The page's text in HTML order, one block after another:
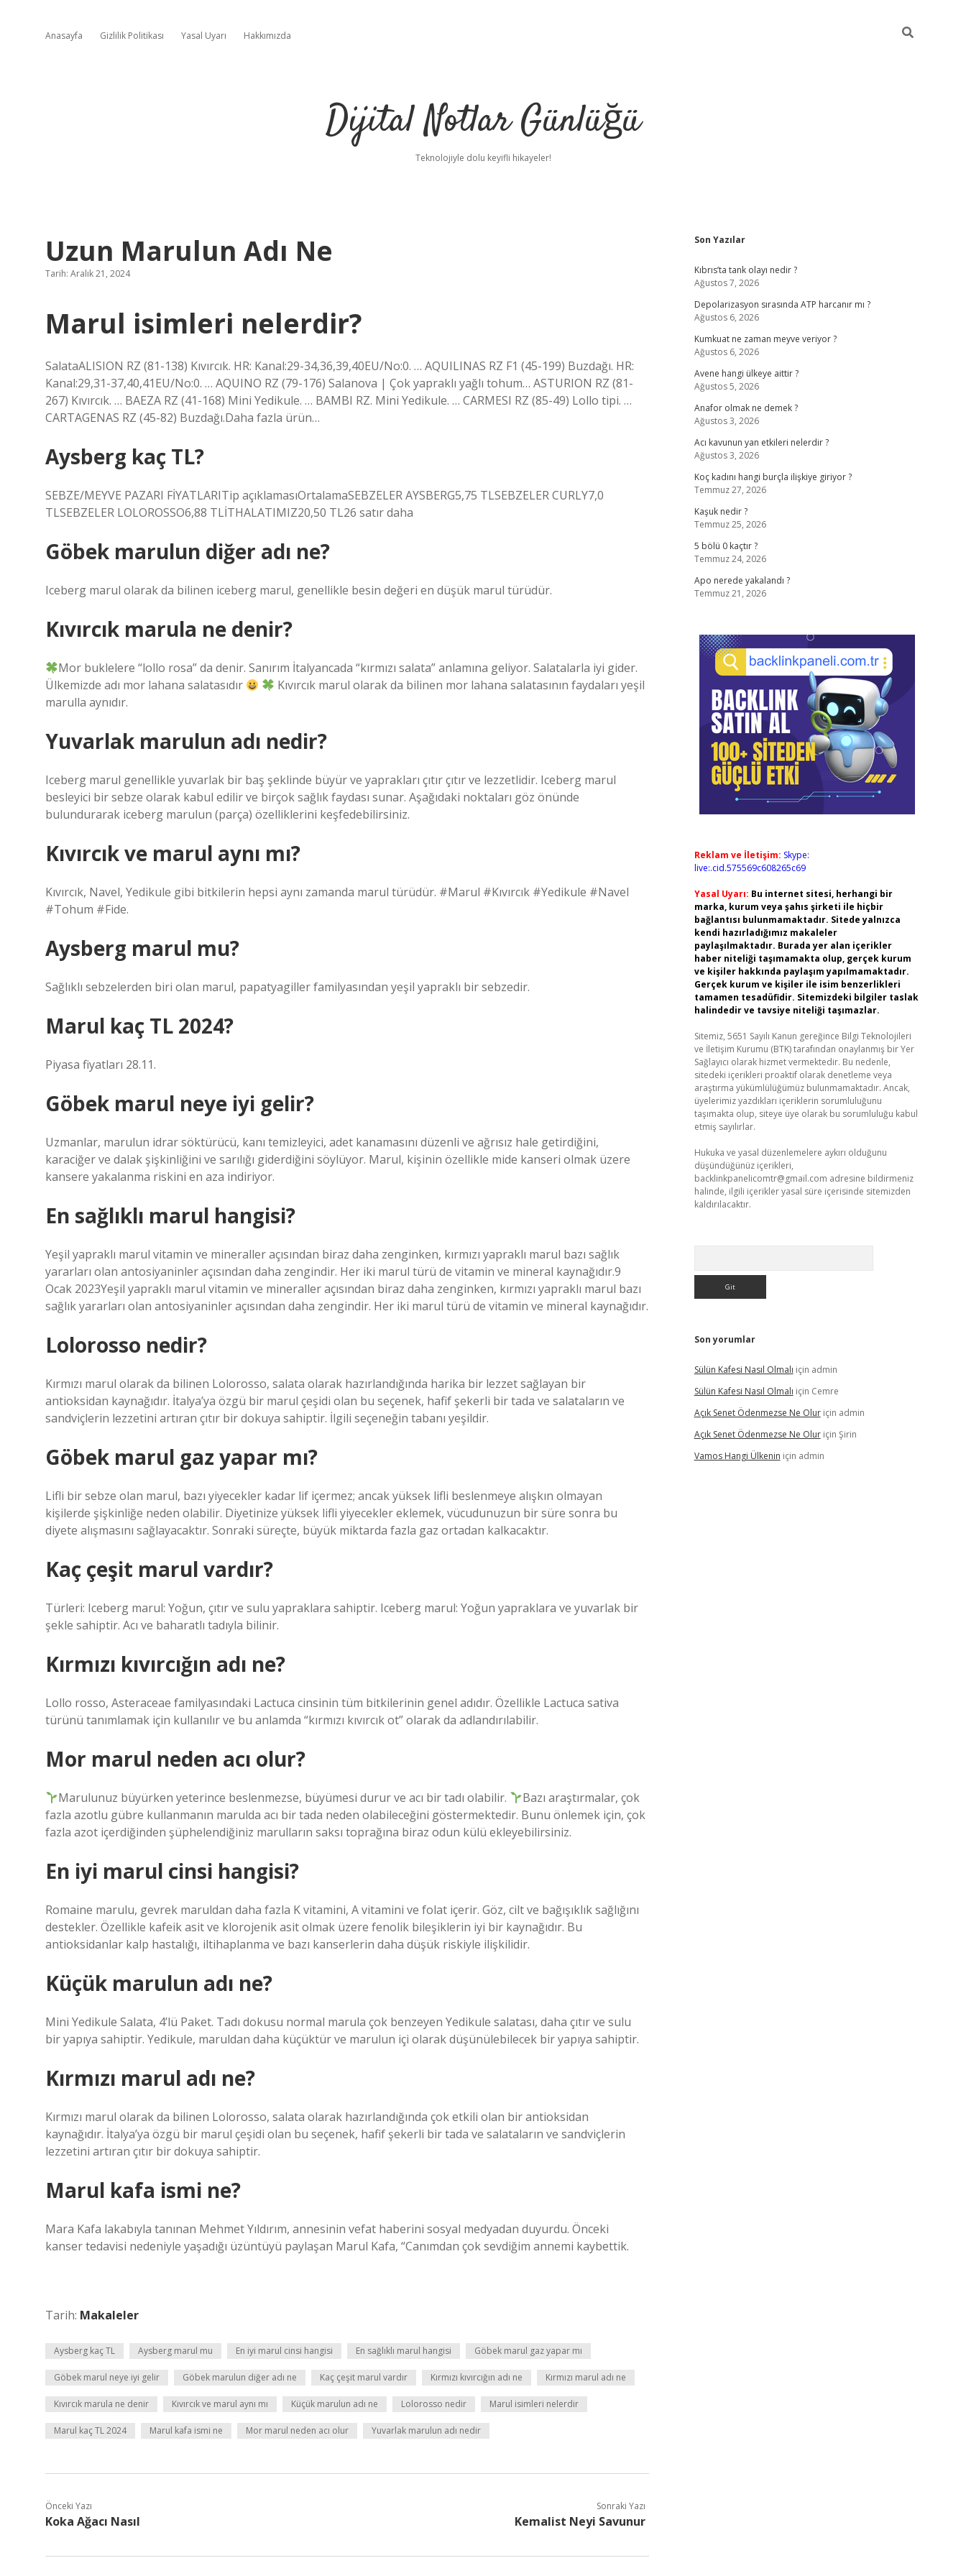
Anasayfa Gizlilik Politikası Yasal Uyarı Hakkımızda
Dijital Notlar Günlüğü
Teknolojiyle dolu keyifli hikayeler!
Uzun Marulun Adı Ne
Tarih: Aralık 21, 2024
Marul isimleri nelerdir?
SalataALISION RZ (81-138) Kıvırcık. HR: Kanal:29-34,36,39,40EU/No:0. … AQUILINAS RZ F1 (45-199) Buzdağı. HR:
Kanal:29,31-37,40,41EU/No:0. … AQUINO RZ (79-176) Salanova | Çok yapraklı yağlı tohum… ASTURION RZ (81-
267) Kıvırcık. … BAEZA RZ (41-168) Mini Yedikule. … BAMBI RZ. Mini Yedikule. … CARMESI RZ (85-49) Lollo tipi. …
CARTAGENAS RZ (45-82) Buzdağı.Daha fazla ürün…
Aysberg kaç TL?
SEBZE/MEYVE PAZARI FİYATLARITip açıklamasıOrtalamaSEBZELER AYSBERG5,75 TLSEBZELER CURLY7,0
TLSEBZELER LOLOROSSO6,88 TLİTHALATIMIZ20,50 TL26 satır daha
Göbek marulun diğer adı ne?
Iceberg marul olarak da bilinen iceberg marul, genellikle besin değeri en düşük marul türüdür.
Kıvırcık marula ne denir?
Mor buklelere “lollo rosa” da denir. Sanırım İtalyancada “kırmızı salata” anlamına geliyor. Salatalarla iyi gider.
Ülkemizde adı mor lahana salatasıdır
Kıvırcık marul olarak da bilinen mor lahana salatasının faydaları yeşil
marulla aynıdır.
Yuvarlak marulun adı nedir?
Iceberg marul genellikle yuvarlak bir baş şeklinde büyür ve yaprakları çıtır çıtır ve lezzetlidir. Iceberg marul
besleyici bir sebze olarak kabul edilir ve birçok sağlık faydası sunar. Aşağıdaki noktaları göz önünde
bulundurarak iceberg marulun (parça) özelliklerini keşfedebilirsiniz.
Kıvırcık ve marul aynı mı?
Kıvırcık, Navel, Yedikule gibi bitkilerin hepsi aynı zamanda marul türüdür. #Marul #Kıvırcık #Yedikule #Navel
#Tohum #Fide.
Aysberg marul mu?
Sağlıklı sebzelerden biri olan marul, papatyagiller familyasından yeşil yapraklı bir sebzedir.
Marul kaç TL 2024?
Piyasa fiyatları 28.11.
Göbek marul neye iyi gelir?
Uzmanlar, marulun idrar söktürücü, kanı temizleyici, adet kanamasını düzenli ve ağrısız hale getirdiğini,
karaciğer ve dalak şişkinliğini ve sarılığı giderdiğini söylüyor. Marul, kişinin özellikle mide kanseri olmak üzere
kansere yakalanma riskini en aza indiriyor.
En sağlıklı marul hangisi?
Yeşil yapraklı marul vitamin ve mineraller açısından biraz daha zenginken, kırmızı yapraklı marul bazı sağlık
yararları olan antosiyaninler açısından daha zengindir. Her iki marul türü de vitamin ve mineral kaynağıdır.9
Ocak 2023Yeşil yapraklı marul vitamin ve mineraller açısından biraz daha zenginken, kırmızı yapraklı marul bazı
sağlık yararları olan antosiyaninler açısından daha zengindir. Her iki marul türü de vitamin ve mineral kaynağıdır.
Lolorosso nedir?
Kırmızı marul olarak da bilinen Lolorosso, salata olarak hazırlandığında harika bir lezzet sağlayan bir
antioksidan kaynağıdır. İtalya’ya özgü bir marul çeşidi olan bu seçenek, hafif şekerli bir tada ve salataların ve
sandviçlerin lezzetini artıran çıtır bir dokuya sahiptir. İlgili seçeneğin tabanı yeşildir.
Göbek marul gaz yapar mı?
Lifli bir sebze olan marul, bazı yiyecekler kadar lif içermez; ancak yüksek lifli beslenmeye alışkın olmayan
kişilerde şişkinliğe neden olabilir. Diyetinize yüksek lifli yiyecekler eklemek, vücudunuzun bir süre sonra bu
diyete alışmasını sağlayacaktır. Sonraki süreçte, büyük miktarda fazla gaz ortadan kalkacaktır.
Kaç çeşit marul vardır?
Türleri: Iceberg marul: Yoğun, çıtır ve sulu yapraklara sahiptir. Iceberg marul: Yoğun yapraklara ve yuvarlak bir
şekle sahiptir. Acı ve baharatlı tadıyla bilinir.
Kırmızı kıvırcığın adı ne?
Lollo rosso, Asteraceae familyasındaki Lactuca cinsinin tüm bitkilerinin genel adıdır. Özellikle Lactuca sativa
türünü tanımlamak için kullanılır ve bu anlamda “kırmızı kıvırcık ot” olarak da adlandırılabilir.
Mor marul neden acı olur?
Marulunuz büyürken yeterince beslenmezse, büyümesi durur ve acı bir tadı olabilir.
Bazı araştırmalar, çok
fazla azotlu gübre kullanmanın marulda acı bir tada neden olabileceğini göstermektedir. Bunu önlemek için, çok
fazla azot içerdiğinden şüphelendiğiniz marulların saksı toprağına biraz odun külü ekleyebilirsiniz.
En iyi marul cinsi hangisi?
Romaine marulu, gevrek maruldan daha fazla K vitamini, A vitamini ve folat içerir. Göz, cilt ve bağışıklık sağlığını
destekler. Özellikle kafeik asit ve klorojenik asit olmak üzere fenolik bileşiklerin iyi bir kaynağıdır. Bu
antioksidanlar kalp hastalığı, iltihaplanma ve bazı kanserlerin daha düşük riskiyle ilişkilidir.
Küçük marulun adı ne?
Mini Yedikule Salata, 4’lü Paket. Tadı dokusu normal marula çok benzeyen Yedikule salatası, daha çıtır ve sulu
bir yapıya sahiptir. Yedikule, maruldan daha küçüktür ve marulun içi olarak düşünülebilecek bir yapıya sahiptir.
Kırmızı marul adı ne?
Kırmızı marul olarak da bilinen Lolorosso, salata olarak hazırlandığında çok etkili olan bir antioksidan
kaynağıdır. İtalya’ya özgü bir marul çeşidi olan bu seçenek, hafif şekerli bir tada ve salataların ve sandviçlerin
lezzetini artıran çıtır bir dokuya sahiptir.
Marul kafa ismi ne?
Mara Kafa lakabıyla tanınan Mehmet Yıldırım, annesinin vefat haberini sosyal medyadan duyurdu. Önceki
kanser tedavisi nedeniyle yaşadığı üzüntüyü paylaşan Marul Kafa, “Canımdan çok sevdiğim annemi kaybettik.
Tarih: Makaleler
Aysberg kaç TL Aysberg marul mu En iyi marul cinsi hangisi En sağlıklı marul hangisi Göbek marul gaz yapar mı
Göbek marul neye iyi gelir Göbek marulun diğer adı ne Kaç çeşit marul vardır Kırmızı kıvırcığın adı ne Kırmızı marul adı ne
Kıvırcık marula ne denir Kıvırcık ve marul aynı mı Küçük marulun adı ne Lolorosso nedir Marul isimleri nelerdir
Marul kaç TL 2024 Marul kafa ismi ne Mor marul neden acı olur Yuvarlak marulun adı nedir
Önceki Yazı
Koka Ağacı Nasıl
Sonraki Yazı
Kemalist Neyi Savunur
Sidebar
Son Yazılar
Kıbrıs’ta tank olayı nedir ?
Ağustos 7, 2026
Depolarizasyon sırasında ATP harcanır mı ?
Ağustos 6, 2026
Kumkuat ne zaman meyve veriyor ?
Ağustos 6, 2026
Avene hangi ülkeye aittir ?
Ağustos 5, 2026
Anafor olmak ne demek ?
Ağustos 3, 2026
Acı kavunun yan etkileri nelerdir ?
Ağustos 3, 2026
Koç kadını hangi burçla ilişkiye giriyor ?
Temmuz 27, 2026
Kaşuk nedir ?
Temmuz 25, 2026
5 bölü 0 kaçtır ?
Temmuz 24, 2026
Apo nerede yakalandı ?
Temmuz 21, 2026
Reklam ve İletişim: Skype:
live:.cid.575569c608265c69
Yasal Uyarı: Bu internet sitesi, herhangi bir
marka, kurum veya şahıs şirketi ile hiçbir
bağlantısı bulunmamaktadır. Sitede yalnızca
kendi hazırladığımız makaleler
paylaşılmaktadır. Burada yer alan içerikler
haber niteliği taşımamakta olup, gerçek kurum
ve kişiler hakkında paylaşım yapılmamaktadır.
Gerçek kurum ve kişiler ile isim benzerlikleri
tamamen tesadüfidir. Sitemizdeki bilgiler taslak
halindedir ve tavsiye niteliği taşımazlar.
Sitemiz, 5651 Sayılı Kanun gereğince Bilgi Teknolojileri
ve İletişim Kurumu (BTK) tarafından onaylanmış bir Yer
Sağlayıcı olarak hizmet vermektedir. Bu nedenle,
sitedeki içerikleri proaktif olarak denetleme veya
araştırma yükümlülüğümüz bulunmamaktadır. Ancak,
üyelerimiz yazdıkları içeriklerin sorumluluğunu
taşımakta olup, siteye üye olarak bu sorumluluğu kabul
etmiş sayılırlar.
Hukuka ve yasal düzenlemelere aykırı olduğunu
düşündüğünüz içerikleri,
backlinkpanelicomtr@gmail.com adresine bildirmeniz
halinde, ilgili içerikler yasal süre içerisinde sitemizden
kaldırılacaktır.
Son yorumlar
Sülün Kafesi Nasıl Olmalı için admin
Sülün Kafesi Nasıl Olmalı için Cemre
Açık Senet Ödenmezse Ne Oluriçin admin
Açık Senet Ödenmezse Ne Oluriçin Şirin
Vamos Hangi Ülkenin için admin